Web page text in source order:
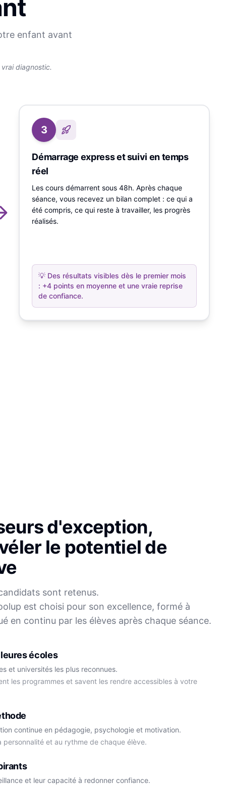
enfant avant
diagnostic.
3
Démarrage express et suivi en temps
réel
Les cours démarrent sous 48h. Après chaque
séance, vous recevez un bilan complet : ce qui a
été compris, ce qui reste à travailler, les progrès
réalisés.
💡 Des résultats visibles dès le premier mois
: +4 points en moyenne et une vraie reprise
de confiance.
Mei Sophie
d'exception,
le potentiel de
sont retenus.
est choisi pour son excellence, formé à
en continu par les élèves après chaque séance.
écoles
et universités les plus reconnues.
les programmes et savent les rendre accessibles à votre
continue en pédagogie, psychologie et motivation.
personnalité et au rythme de chaque élève.
et leur capacité à redonner confiance.